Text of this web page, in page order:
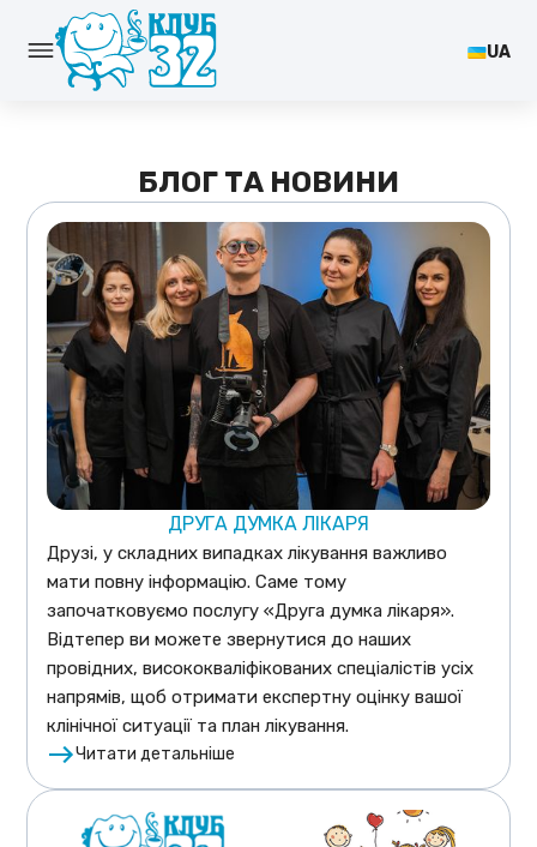
UA
БЛОГ ТА НОВИНИ
ДРУГА ДУМКА ЛІКАРЯ
Друзі, у складних випадках лікування важливо
мати повну інформацію. Саме тому
започатковуємо послугу «Друга думка лікаря».
Відтепер ви можете звернутися до наших
провідних, висококваліфікованих спеціалістів усіх
напрямів, щоб отримати експертну оцінку вашої
клінічної ситуації та план лікування.
Читати детальніше